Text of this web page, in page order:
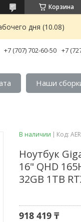
Корзина
дня (10.08)
+7 (707) 702-60-50 +7
Наши
В наличии Код:
Ноутбук
16" QHD
32GB 1TB
918 419 ₸